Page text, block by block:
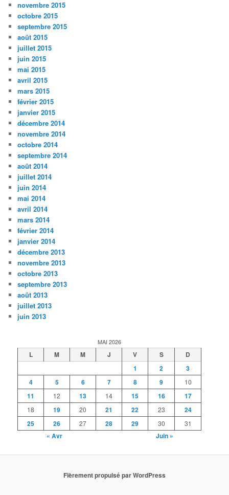
novembre 2015
octobre 2015
septembre 2015
août 2015
juillet 2015
juin 2015
mai 2015
avril 2015
mars 2015
février 2015
janvier 2015
décembre 2014
novembre 2014
octobre 2014
septembre 2014
août 2014
juillet 2014
juin 2014
mai 2014
avril 2014
mars 2014
février 2014
janvier 2014
décembre 2013
novembre 2013
octobre 2013
septembre 2013
août 2013
juillet 2013
juin 2013
MAI 2026
L M M J V S
D
1
2
3
4
5 6 7 8 9 10
11 12 13 14 15 16 17
18 19 20 21 22 23
24
25
26 27 28 29 30 31
« Avr Juin »
Fièrement propulsé par WordPress